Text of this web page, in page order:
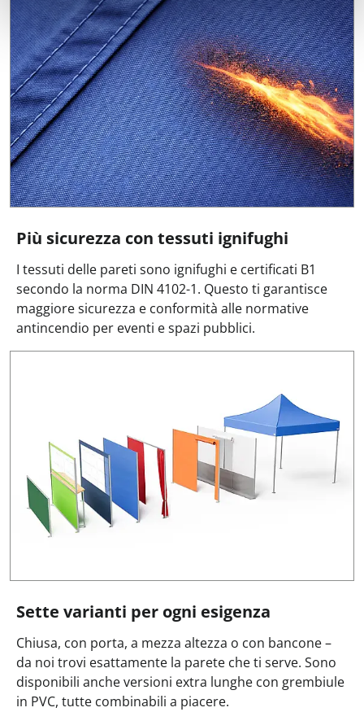
Più sicurezza con tessuti ignifughi
I tessuti delle pareti sono ignifughi e certificati B1
secondo la norma DIN 4102-1. Questo ti garantisce
maggiore sicurezza e conformità alle normative
antincendio per eventi e spazi pubblici.
Sette varianti per ogni esigenza
Chiusa, con porta, a mezza altezza o con bancone –
da noi trovi esattamente la parete che ti serve. Sono
disponibili anche versioni extra lunghe con grembiule
in PVC, tutte combinabili a piacere.